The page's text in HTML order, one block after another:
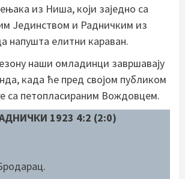
из Ниша, који заједно са
Јединством и Радничким из
напушта елитни караван.
наши омладинци завршавају
када ће пред својом публиком
са петопласираним Вождовцем.
1923 4:2 (2:0)